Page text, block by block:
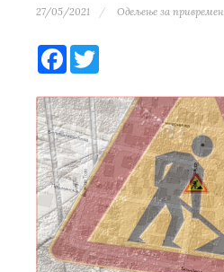
27/05/2021 Одељење за
Facebook